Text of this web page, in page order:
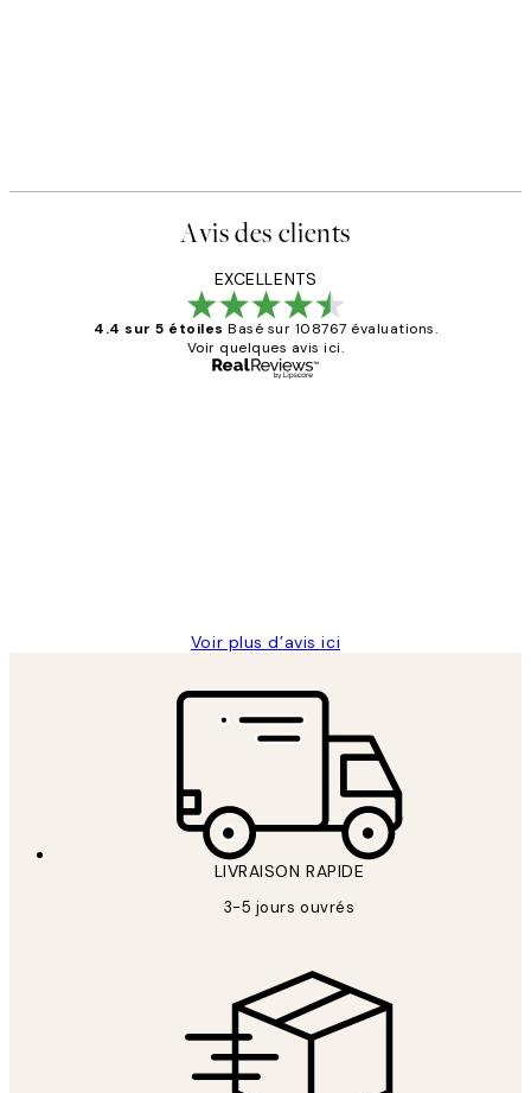
Avis des clients
EXCELLENTS
4.4 sur 5 étoiles Basé sur 108767 évaluations.
Voir quelques avis ici.
Voir plus d’avis ici
LIVRAISON RAPIDE
3-5 jours ouvrés